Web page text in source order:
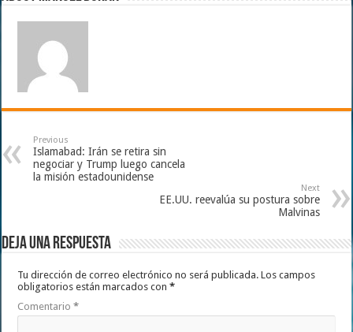
Previous
Islamabad: Irán se retira sin
negociar y Trump luego cancela
la misión estadounidense
Next
EE.UU. reevalúa su postura sobre
Malvinas
Deja una respuesta
Tu dirección de correo electrónico no será publicada. Los campos
obligatorios están marcados con*
Comentario*